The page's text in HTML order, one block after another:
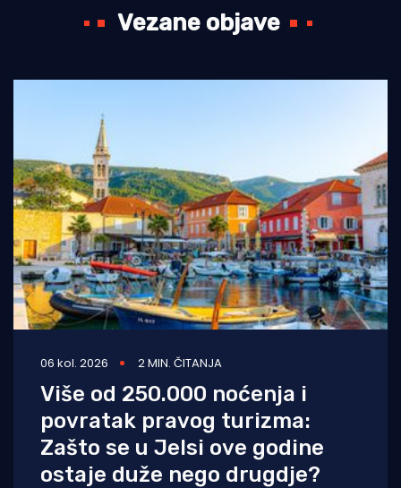
Vezane objave
06 kol. 2026 2 MIN. ČITANJA
Više od 250.000 noćenja i
povratak pravog turizma:
Zašto se u Jelsi ove godine
ostaje duže nego drugdje?